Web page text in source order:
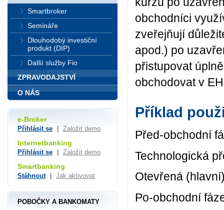
obchodníci
zveřejňují
apod.) po
přistupovat
obchodovat v
Příklad
Před-obchodní
Technologická
Otevřená
Po-obchodní
Smartbroker
Semináře
Dlouhodobý investiční
produkt (DIP)
Další služby Fio
ZPRAVODAJSTVÍ
O NÁS
e-Broker
Přihlásit se Založit demo
Internetbanking
Přihlásit se Založit demo
Smartbanking
Stáhnout Jak aktivovat
POBOČKY A BANKOMATY